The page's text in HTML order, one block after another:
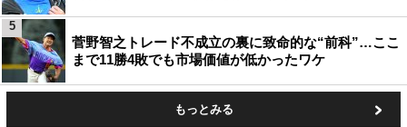
菅野智之トレード不成立の裏に致命的な“前科”…ここ
まで11勝4敗でも市場価値が低かったワケ
5
もっとみる